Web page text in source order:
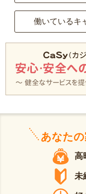
働いているキ
あなたの
高
未